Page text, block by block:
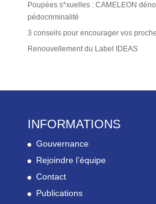
Poupées s*xuelles : CAMELEON
pédocriminalité
3 conseils pour encourager vos
Renouvellement du Label IDEAS
INFORMATIONS
Gouvernance
Rejoindre l’équipe
Contact
Publications